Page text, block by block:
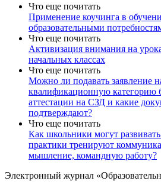
Что еще почитать
Применение коучинга в
образовательными
Что еще почитать
Активизация внимания на
начальных классах
Что еще почитать
Можно ли подавать заявление
квалификационную категорию
аттестации на СЗД и какие
подтверждают?
Что еще почитать
Как школьники могут
практики тренируют
мышление, командную работу?
Электронный журнал